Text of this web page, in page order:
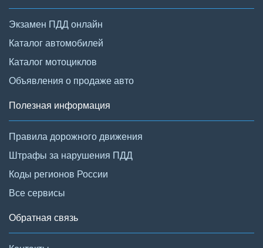
Экзамен ПДД онлайн
Каталог автомобилей
Каталог мотоциклов
Объявления о продаже авто
Полезная информация
Правила дорожного движения
Штрафы за нарушения ПДД
Коды регионов России
Все сервисы
Обратная связь